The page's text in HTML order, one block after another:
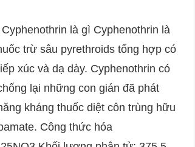
là gì Cyphenothrin là
trừ sâu pyrethroids tổng hợp có
xúc và dạ dày. Cyphenothrin có
lại những con gián đã phát
kháng thuốc diệt côn trùng hữu
Công thức hóa